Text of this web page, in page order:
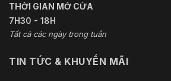
THỜI GIAN MỞ CỬA
7H30 - 18H
Tất cả các ngày trong tuần
TIN TỨC & KHUYẾN MÃI